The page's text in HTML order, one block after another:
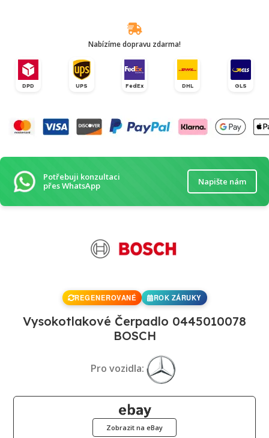
Nabízíme dopravu zdarma!
DPD UPS FedEx DHL GLS
Potřebuji konzultaci
přes WhatsApp
Napište nám
REGENEROVANÉ ROK ZÁRUKY
Vysokotlakové Čerpadlo 0445010078
BOSCH
Pro vozidla:
Zobrazit na eBay